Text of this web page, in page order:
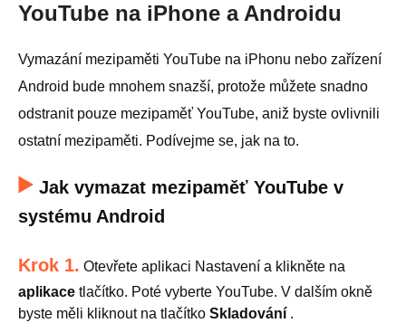
YouTube na iPhone a Androidu
Vymazání mezipaměti YouTube na iPhonu nebo zařízení
Android bude mnohem snazší, protože můžete snadno
odstranit pouze mezipaměť YouTube, aniž byste ovlivnili
ostatní mezipaměti. Podívejme se, jak na to.
Jak vymazat mezipaměť YouTube v
systému Android
Krok 1. Otevřete aplikaci Nastavení a klikněte na
aplikace tlačítko. Poté vyberte YouTube. V dalším okně
byste měli kliknout na tlačítko Skladování .